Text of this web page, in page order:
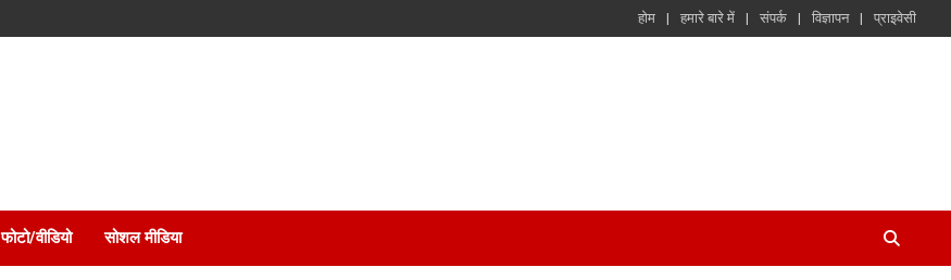
होम हमारे बारे में संपर्क विज्ञापन प्राइवेसी
फोटो/वीडियो सोशल मीडिया